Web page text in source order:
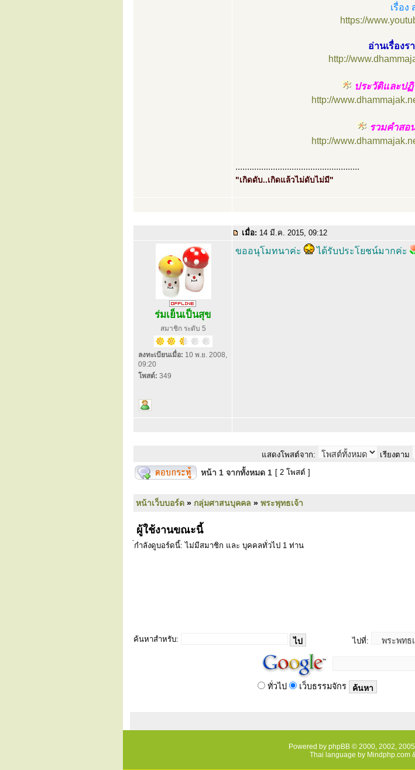
เรื่อง
https://
อ่านเรื่องร
http://
ประวัติและป
http://
รวมคำสอ
http://
.....................................................
"เกิดดับ..เกิดแล้วไม่ดับไม่มี"
เมื่อ: 14 มี.ค. 2015, 09:12
ร่มเย็นเป็นสุข
สมาชิก ระดับ 5
ลงทะเบียนเมื่อ: 10 พ.ย. 2008,
09:20
โพสต์: 349
ขออนุโมทนาค่ะ ได้รับประโยชน์มากค่ะ
แสดงโพสต์จาก: เรียงตาม
หน้า 1 จากทั้งหมด 1 [ 2 โพสต์ ]
หน้าเว็บบอร์ด » กลุ่มศาสนบุคคล » พระพุทธเจ้า
ผู้ใช้งานขณะนี้
่กำลังดูบอร์ดนี้: ไม่มีสมาชิก และ บุคคลทั่วไป 1 ท่าน
ค้นหาสำหรับ: ไปที่:
ทั่วไป เว็บธรรมจักร
Powered by phpBB © 2000, 2002,
Thai language by Mindphp.com